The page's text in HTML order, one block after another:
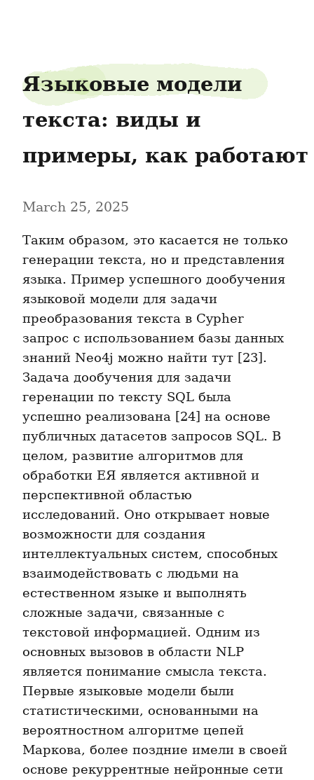
Языковые модели
текста: виды и
примеры, как работают
March 25, 2025
Таким образом, это касается не только
генерации текста, но и представления
языка. Пример успешного дообучения
языковой модели для задачи
преобразования текста в Cypher
запрос с использованием базы данных
знаний Neo4j можно найти тут [23].
Задача дообучения для задачи
геренации по тексту SQL была
успешно реализована [24] на основе
публичных датасетов запросов SQL. В
целом, развитие алгоритмов для
обработки ЕЯ является активной и
перспективной областью
исследований. Оно открывает новые
возможности для создания
интеллектуальных систем, способных
взаимодействовать с людьми на
естественном языке и выполнять
сложные задачи, связанные с
текстовой информацией. Одним из
основных вызовов в области NLP
является понимание смысла текста.
Первые языковые модели были
статистическими, основанными на
вероятностном алгоритме цепей
Маркова, более поздние имели в своей
основе рекуррентные нейронные сети